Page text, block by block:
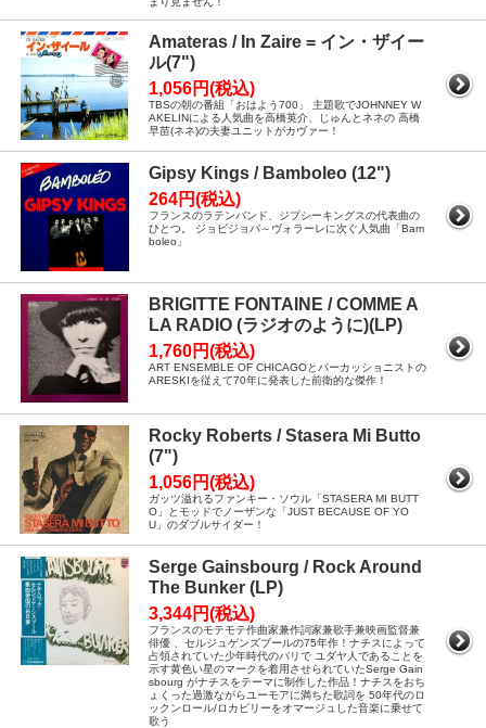
Amateras / In Zaire = イン・ザイー
ル(7")
1,056円(税込)
TBSの朝の番組「おはよう700」 主題歌でJOHNNEY W
AKELINによる人気曲を高橋英介、じゅんとネネの 高橋
早苗(ネネ)の夫妻ユニットがカヴァー！
Gipsy Kings / Bamboleo (12")
264円(税込)
フランスのラテンバンド、ジプシーキングスの代表曲の
ひとつ。 ジョビジョバ～ヴォラーレに次ぐ人気曲「Bam
boleo」
BRIGITTE FONTAINE / COMME A
LA RADIO (ラジオのように)(LP)
1,760円(税込)
ART ENSEMBLE OF CHICAGOとパーカッショニストの
ARESKIを従えて70年に発表した前衛的な傑作！
Rocky Roberts / Stasera Mi Butto
(7")
1,056円(税込)
ガッツ溢れるファンキー・ソウル「STASERA MI BUTT
O」とモッドでノーザンな「JUST BECAUSE OF YO
U」のダブルサイダー！
Serge Gainsbourg / Rock Around
The Bunker (LP)
3,344円(税込)
フランスのモテモテ作曲家兼作詞家兼歌手兼映画監督兼
俳優 、セルジュゲンズブールの75年作！ナチスによって
占領されていた少年時代のパリで ユダヤ人であることを
示す黄色い星のマークを着用させられていたSerge Gain
sbourg がナチスをテーマに制作した作品！ナチスをおち
ょくった過激ながらユーモアに満ちた歌詞を 50年代のロ
ックンロール/ロカビリーをオマージュした音楽に乗せて
歌う